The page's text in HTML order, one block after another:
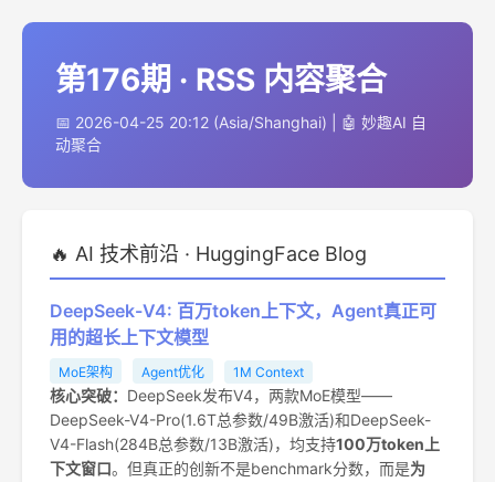
第176期 · RSS 内容聚合
📅 2026-04-25 20:12 (Asia/Shanghai) | 🤖 妙趣AI 自
动聚合
🔥 AI 技术前沿 · HuggingFace Blog
DeepSeek-V4: 百万token上下文，Agent真正可
用的超长上下文模型
MoE架构 Agent优化 1M Context
核心突破： DeepSeek发布V4，两款MoE模型——
DeepSeek-V4-Pro(1.6T总参数/49B激活)和DeepSeek-
V4-Flash(284B总参数/13B激活)，均支持100万token上
下文窗口。但真正的创新不是benchmark分数，而是为